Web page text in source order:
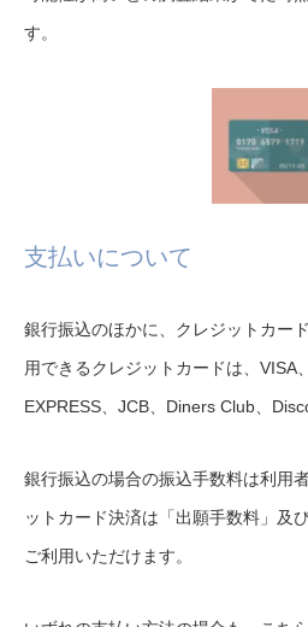
す。
支払いについて
銀行振込のほかに、クレジットカー
用できるクレジットカードは、VISA
EXPRESS、JCB、Diners Club、
銀行振込の場合の振込手数料は利用
ットカード決済は「出願手数料」及
ご利用いただけます。